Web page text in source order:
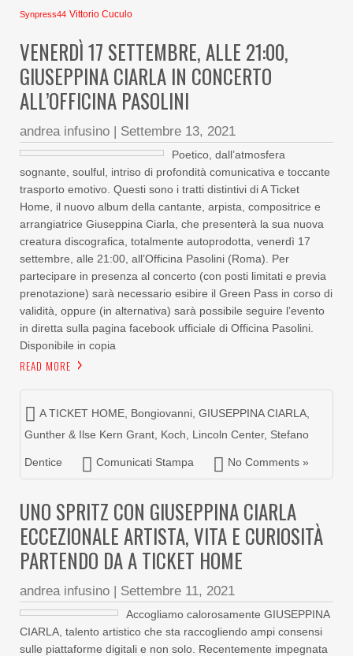
Synpress44 Vittorio Cuculo
VENERDÌ 17 SETTEMBRE, ALLE 21:00,
GIUSEPPINA CIARLA IN CONCERTO
ALL’OFFICINA PASOLINI
andrea infusino | Settembre 13, 2021
Poetico, dall’atmosfera
sognante, soulful, intriso di profondità comunicativa e toccante
trasporto emotivo. Questi sono i tratti distintivi di A Ticket
Home, il nuovo album della cantante, arpista, compositrice e
arrangiatrice Giuseppina Ciarla, che presenterà la sua nuova
creatura discografica, totalmente autoprodotta, venerdì 17
settembre, alle 21:00, all’Officina Pasolini (Roma). Per
partecipare in presenza al concerto (con posti limitati e previa
prenotazione) sarà necessario esibire il Green Pass in corso di
validità, oppure (in alternativa) sarà possibile seguire l’evento
in diretta sulla pagina facebook ufficiale di Officina Pasolini.
Disponibile in copia
READ MORE
A TICKET HOME Bongiovanni GIUSEPPINA CIARLA
Gunther & Ilse Kern Grant Koch Lincoln Center, Stefano
Dentice Comunicati Stampa No Comments »
UNO SPRITZ CON GIUSEPPINA CIARLA
ECCEZIONALE ARTISTA, VITA E CURIOSITÀ
PARTENDO DA A TICKET HOME
andrea infusino | Settembre 11, 2021
Accogliamo calorosamente GIUSEPPINA
CIARLA, talento artistico che sta raccogliendo ampi consensi
sulle piattaforme digitali e non solo. Recentemente impegnata